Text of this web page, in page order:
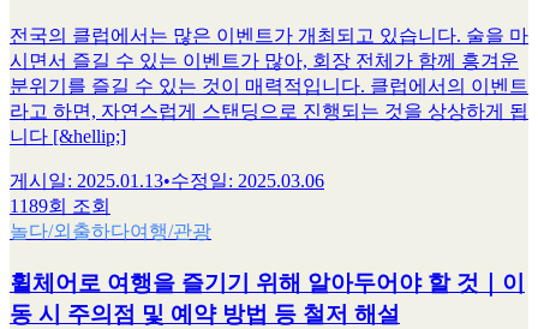
전국의 클럽에서는 많은 이벤트가 개최되고 있습니다. 술을 마
시면서 즐길 수 있는 이벤트가 많아, 회장 전체가 함께 흥겨운
분위기를 즐길 수 있는 것이 매력적입니다. 클럽에서의 이벤트
라고 하면, 자연스럽게 스탠딩으로 진행되는 것을 상상하게 됩
니다 [&hellip;]
게시일: 2025.01.13•수정일: 2025.03.06
1189회 조회
놀다/외출하다여행/관광
휠체어로 여행을 즐기기 위해 알아두어야 할 것｜이
동 시 주의점 및 예약 방법 등 철저 해설